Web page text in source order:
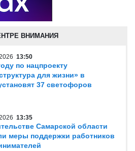
ВНИМАНИЯ
13:50
по нацпроекту
для жизни» в
37 светофоров
13:35
Самарской области
меры поддержки работников